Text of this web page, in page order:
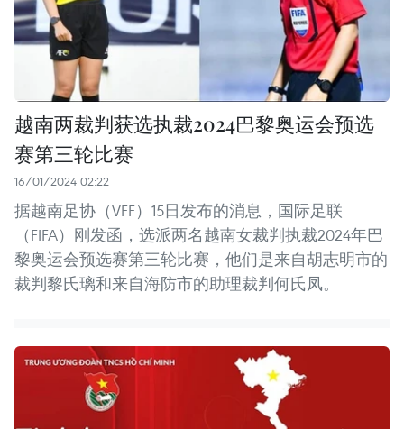
越南两裁判获选执裁2024巴黎奥运会预选
赛第三轮比赛
16/01/2024 02:22
据越南足协（VFF）15日发布的消息，国际足联
（FIFA）刚发函，选派两名越南女裁判执裁2024年巴
黎奥运会预选赛第三轮比赛，他们是来自胡志明市的
裁判黎氏璃和来自海防市的助理裁判何氏凤。